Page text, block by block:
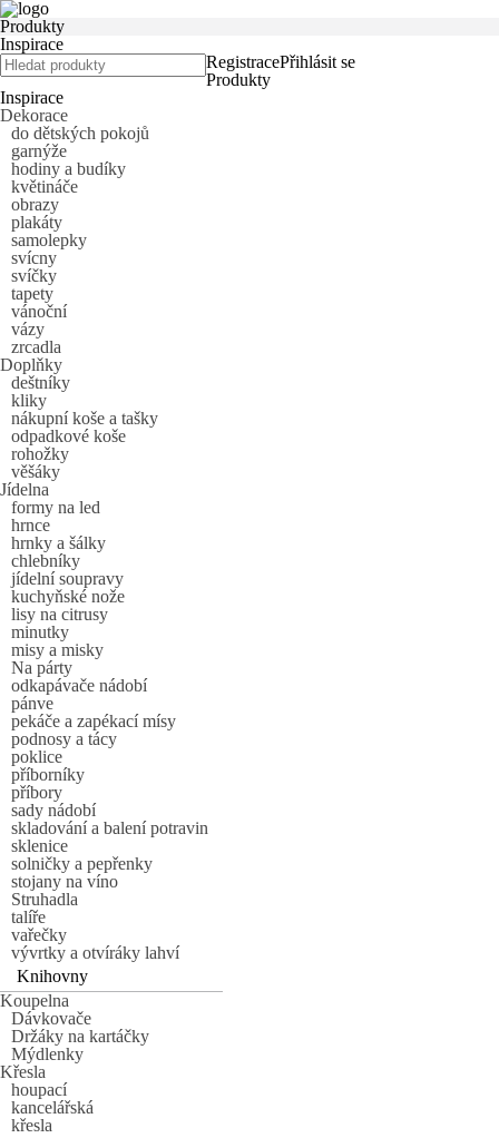
Produkty
Inspirace
RegistracePřihlásit se
Produkty
Inspirace
Dekorace
do dětských pokojů
garnýže
hodiny a budíky
květináče
obrazy
plakáty
samolepky
svícny
svíčky
tapety
vánoční
vázy
zrcadla
Doplňky
deštníky
kliky
nákupní koše a tašky
odpadkové koše
rohožky
věšáky
Jídelna
formy na led
hrnce
hrnky a šálky
chlebníky
jídelní soupravy
kuchyňské nože
lisy na citrusy
minutky
misy a misky
Na párty
odkapávače nádobí
pánve
pekáče a zapékací mísy
podnosy a tácy
poklice
příborníky
příbory
sady nádobí
skladování a balení potravin
sklenice
solničky a pepřenky
stojany na víno
Struhadla
talíře
vařečky
vývrtky a otvíráky lahví
Knihovny
Koupelna
Dávkovače
Držáky na kartáčky
Mýdlenky
Křesla
houpací
kancelářská
křesla